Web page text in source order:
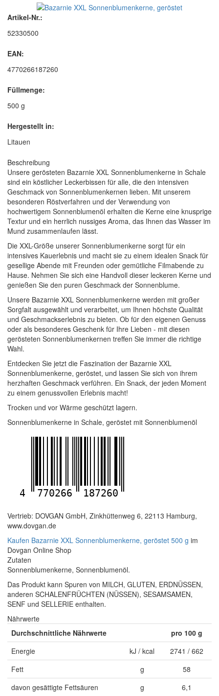
Artikel-Nr.:
52330500
EAN:
4770266187260
Füllmenge:
500 g
Hergestellt in:
Litauen
Beschreibung
Unsere gerösteten Bazarnie XXL Sonnenblumenkerne in Schale
sind ein köstlicher Leckerbissen für alle, die den intensiven
Geschmack von Sonnenblumenkernen lieben. Mit unserem
besonderen Röstverfahren und der Verwendung von
hochwertigem Sonnenblumenöl erhalten die Kerne eine knusprige
Textur und ein herrlich nussiges Aroma, das Ihnen das Wasser im
Mund zusammenlaufen lässt.
Die XXL-Größe unserer Sonnenblumenkerne sorgt für ein
intensives Kauerlebnis und macht sie zu einem idealen Snack für
gesellige Abende mit Freunden oder gemütliche Filmabende zu
Hause. Nehmen Sie sich eine Handvoll dieser leckeren Kerne und
genießen Sie den puren Geschmack der Sonnenblume.
Unsere Bazarnie XXL Sonnenblumenkerne werden mit großer
Sorgfalt ausgewählt und verarbeitet, um Ihnen höchste Qualität
und Geschmackserlebnis zu bieten. Ob für den eigenen Genuss
oder als besonderes Geschenk für Ihre Lieben - mit diesen
gerösteten Sonnenblumenkernen treffen Sie immer die richtige
Wahl.
Entdecken Sie jetzt die Faszination der Bazarnie XXL
Sonnenblumenkerne, geröstet, und lassen Sie sich von ihrem
herzhaften Geschmack verführen. Ein Snack, der jeden Moment
zu einem genussvollen Erlebnis macht!
Trocken und vor Wärme geschützt lagern.
Sonnenblumenkerne in Schale, geröstet mit Sonnenblumenöl
4 770266 187260
Vertrieb: DOVGAN GmbH, Zinkhüttenweg 6, 22113 Hamburg,
www.dovgan.de
Kaufen Bazarnie XXL Sonnenblumenkerne, geröstet 500 g im
Dovgan Online Shop
Zutaten
Sonnenblumenkerne, Sonnenblumenöl.
Das Produkt kann Spuren von MILCH, GLUTEN, ERDNÜSSEN,
anderen SCHALENFRÜCHTEN (NÜSSEN), SESAMSAMEN,
SENF und SELLERIE enthalten.
Nährwerte
Durchschnittliche Nährwerte
pro 100 g
Energie
kJ / kcal
2741 / 662
Fett
g
58
davon gesättigte Fettsäuren
g 6,1